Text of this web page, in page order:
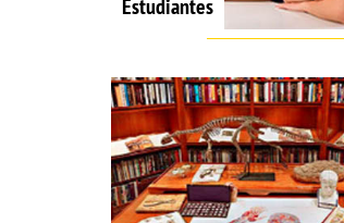
Estudiantes